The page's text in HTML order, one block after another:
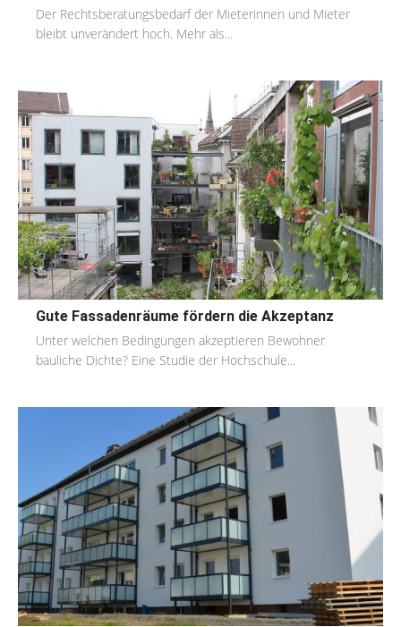
Der Rechtsberatungsbedarf der Mieterinnen und Mieter
bleibt unverändert hoch. Mehr als...
Gute Fassadenräume fördern die Akzeptanz
Unter welchen Bedingungen akzeptieren Bewohner
bauliche Dichte? Eine Studie der Hochschule...